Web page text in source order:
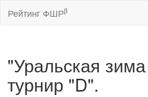
Рейтинг ФШРβ
"Уральская
турнир "D".